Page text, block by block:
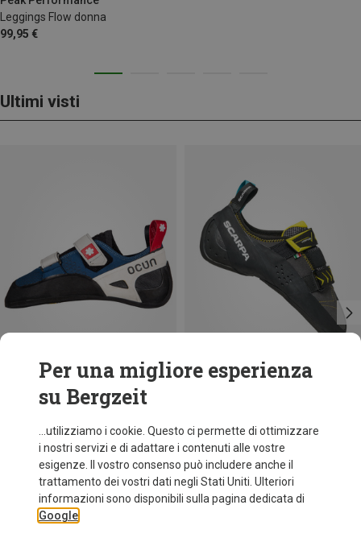
Leggings Flow donna
99,95 €
Ultimi visti
Risparmi 35%
Per una migliore esperienza
su Bergzeit
...utilizziamo i cookie. Questo ci permette di ottimizzare
i nostri servizi e di adattare i contenuti alle vostre
esigenze. Il vostro consenso può includere anche il
trattamento dei vostri dati negli Stati Uniti. Ulteriori
informazioni sono disponibili sulla pagina dedicata di
Google